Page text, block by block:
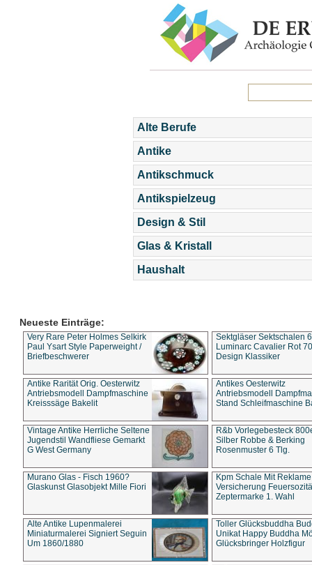
Alte Berufe
Antike
Antikschmuck
Antikspielzeug
Design & Stil
Glas & Kristall
Haushalt
Neueste Einträge:
Very Rare Peter Holmes Selkirk
Paul Ysart Style Paperweight /
Briefbeschwerer
Sektgläser Sektschalen
Luminarc Cavalier Rot
Design Klassiker
Antike Rarität Orig. Oesterwitz
Antriebsmodell Dampfmaschine
Kreisssäge Bakelit
Antikes Oesterwitz
Antriebsmodell
Stand Schleifmaschine
Vintage Antike Herrliche Seltene
Jugendstil Wandfliese Gemarkt
G West Germany
R&b Vorlegebesteck
Silber Robbe & Berking
Rosenmuster 6 Tlg.
Murano Glas - Fisch 1960?
Glaskunst Glasobjekt Mille Fiori
Kpm Schale Mit Reklame
Versicherung
Zeptermarke 1. Wahl
Alte Antike Lupenmalerei
Miniaturmalerei Signiert Seguin
Um 1860/1880
Toller Glücksbuddha
Unikat Happy Buddha
Glücksbringer Holzfigur